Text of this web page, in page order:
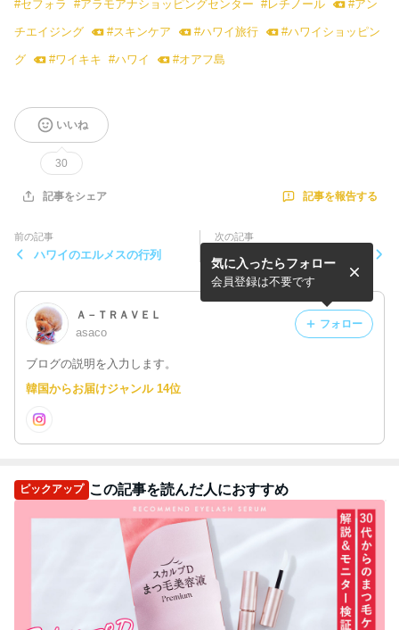
#セフォラ #アラモアナショッピングセンター #レチノール #アン
チエイジング #スキンケア #ハワイ旅行 #ハワイショッピン
グ #ワイキキ #ハワイ #オアフ島
いいね
30
記事をシェア 記事を報告する
前の記事
ハワイのエルメスの行列
次の記事
アラモアナでご飯といえば我
が家定番のカリフォルニアピ
ザキッチン
Ａ－ＴＲＡＶＥＬ
asaco
ブログの説明を入力します。
気に入ったらフォロー
会員登録は不要です
フォロー
韓国からお届けジャンル 14位
ピックアップ この記事を読んだ人におすすめ